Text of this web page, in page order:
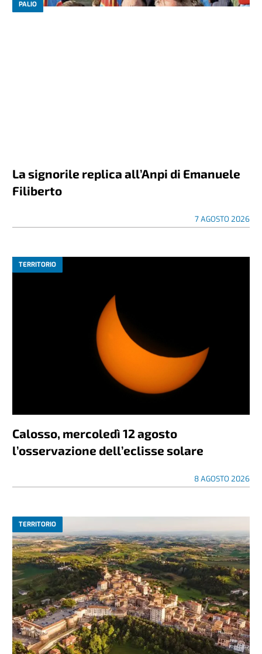
PALIO
La signorile replica all’Anpi di Emanuele
Filiberto
7 AGOSTO 2026
TERRITORIO
Calosso, mercoledì 12 agosto
l’osservazione dell’eclisse solare
8 AGOSTO 2026
TERRITORIO